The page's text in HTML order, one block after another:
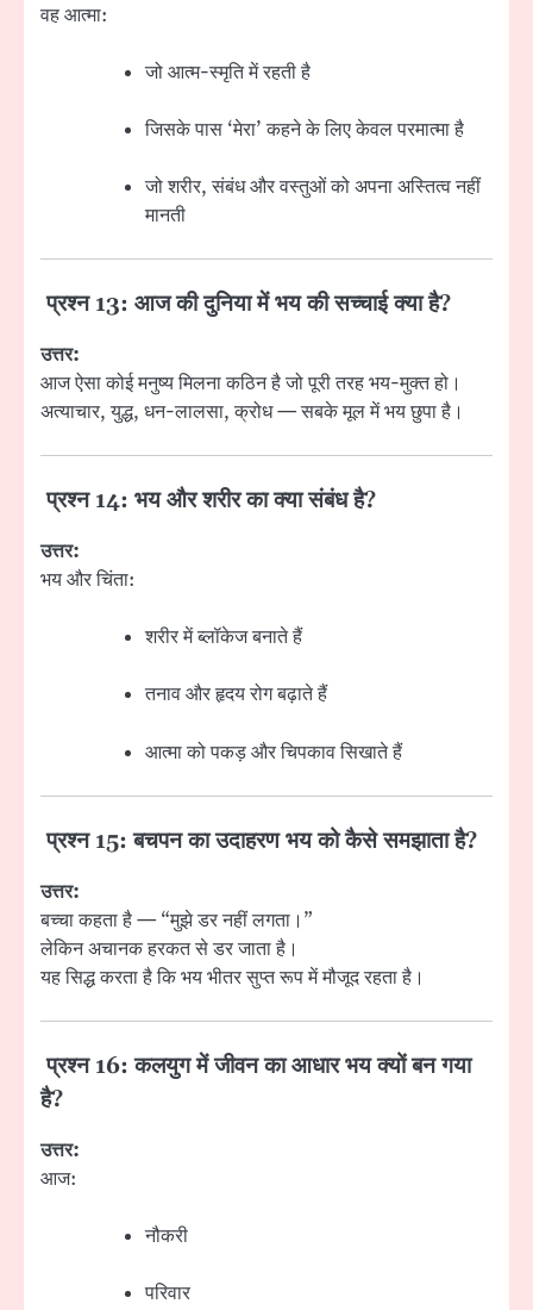
वह आत्मा:
जो आत्म-स्मृति में रहती है
जिसके पास ‘मेरा’ कहने के लिए केवल परमात्मा है
जो शरीर, संबंध और वस्तुओं को अपना अस्तित्व नहीं
मानती
प्रश्न 13: आज की दुनिया में भय की सच्चाई क्या है?
उत्तर:
आज ऐसा कोई मनुष्य मिलना कठिन है जो पूरी तरह भय-मुक्त हो।
अत्याचार, युद्ध, धन-लालसा, क्रोध — सबके मूल में भय छुपा है।
प्रश्न 14: भय और शरीर का क्या संबंध है?
उत्तर:
भय और चिंता:
शरीर में ब्लॉकेज बनाते हैं
तनाव और हृदय रोग बढ़ाते हैं
आत्मा को पकड़ और चिपकाव सिखाते हैं
प्रश्न 15: बचपन का उदाहरण भय को कैसे समझाता है?
उत्तर:
बच्चा कहता है — “मुझे डर नहीं लगता।”
लेकिन अचानक हरकत से डर जाता है।
यह सिद्ध करता है कि भय भीतर सुप्त रूप में मौजूद रहता है।
प्रश्न 16: कलयुग में जीवन का आधार भय क्यों बन गया
है?
उत्तर:
आज:
नौकरी
परिवार